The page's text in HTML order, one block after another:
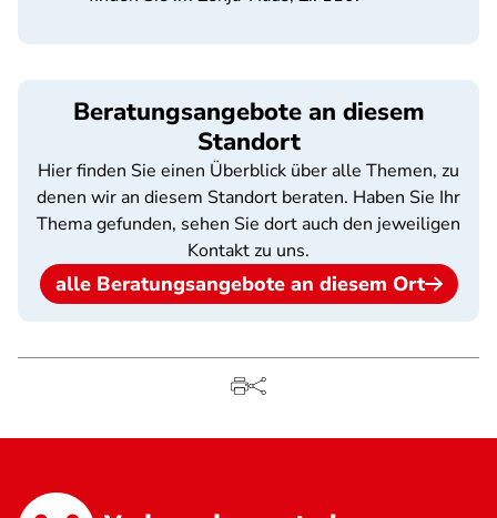
Beratungsangebote an diesem
Standort
Hier finden Sie einen Überblick über alle Themen, zu
denen wir an diesem Standort beraten. Haben Sie Ihr
Thema gefunden, sehen Sie dort auch den jeweiligen
Kontakt zu uns.
alle Beratungsangebote an diesem Ort